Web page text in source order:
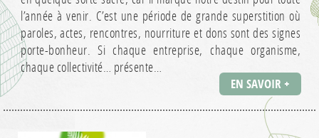
l’année à venir. C’est une période de grande superstition où
paroles, actes, rencontres, nourriture et dons sont des signes
porte-bonheur. Si chaque entreprise, chaque organisme,
chaque collectivité… présente…
EN SAVOIR +